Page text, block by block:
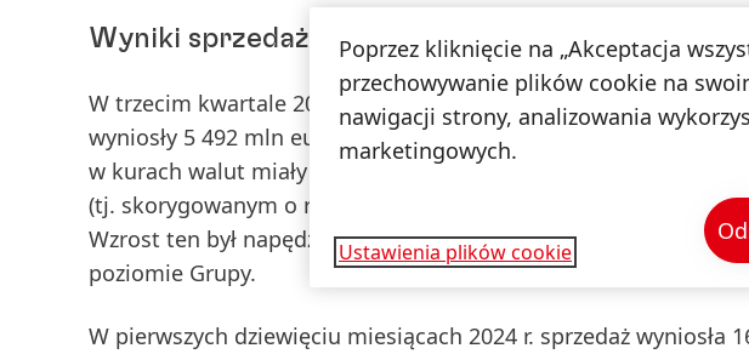
Wyniki sprzedaży Grupy Henkel
W trzecim kwartale 2024r. przychody ze sprzedaży Grupy Henkel
wyniosły 5 492 mln euro. Wpływ transakcji przejęcia i zbycia
w kurach walut miały negatywny wpływ na wyniki sprzedaży w
(tj. skorygowanym o różnice kursowe i przejęcia/ przejęcia i
Wzrost ten był napędzany zarówno dobrym rozwojem cen, jak
poziomie Grupy.
W pierwszych dziewięciu miesiącach 2024 r. sprzedaż wyniosła
Poprzez kliknięcie na „Akceptacja
przechowywanie plików cookie na
nawigacji strony, analizowania
marketingowych.
Ustawienia plików cookie